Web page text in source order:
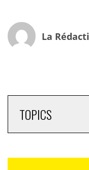
faire la promotion
une websérie
ligne. Pour amplifier
depuis plusieurs
catalogue, visibles
dans la caméra
La
TOPICS